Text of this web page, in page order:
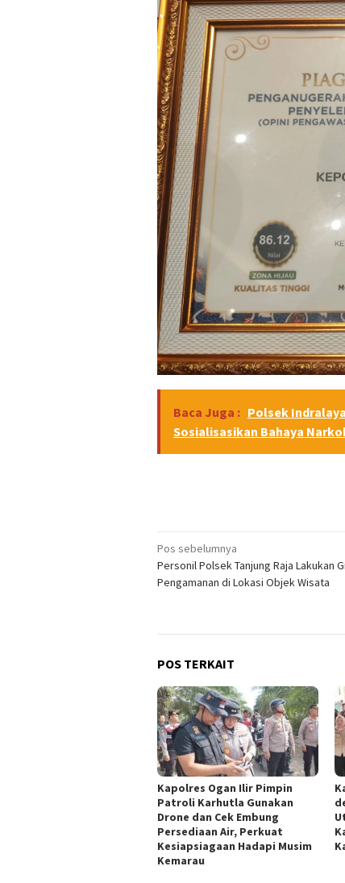
Baca Juga : Polsek
Sosialisasikan Bahaya
Navigasi
pos
Pos sebelumnya
Personil Polsek Tanjung Raja Lakukan
Pengamanan di Lokasi Objek Wisata
POS TERKAIT
Kapolres Ogan Ilir Pimpin
Patroli Karhutla Gunakan
Drone dan Cek Embung
Persediaan Air, Perkuat
Kesiapsiagaan Hadapi Musim
Kemarau